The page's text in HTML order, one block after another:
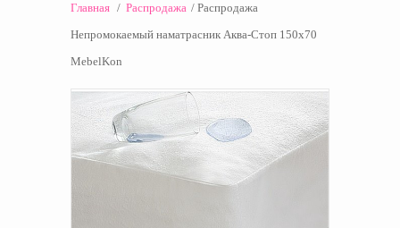
Главная / Распродажа / Распродажа
Непромокаемый наматрасник Аква-Стоп 150x70
MebelKon